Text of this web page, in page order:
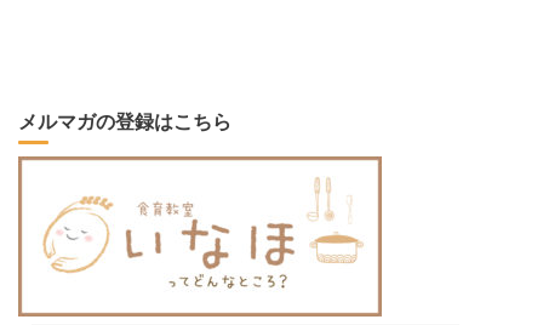
メルマガの登録はこちら